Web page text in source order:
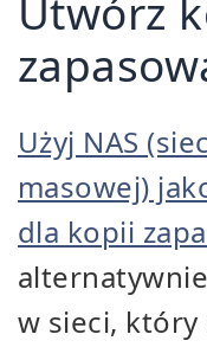
Utwórz
Użyj NAS
masowej)
dla kopii
w sieci, który